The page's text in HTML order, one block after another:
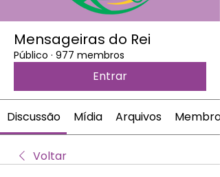
Mensageiras do Rei
Público · 977 membros
Entrar
Discussão Mídia Arquivos Membros
Voltar